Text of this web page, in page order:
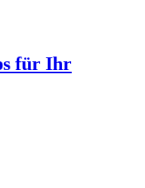
für Ihr